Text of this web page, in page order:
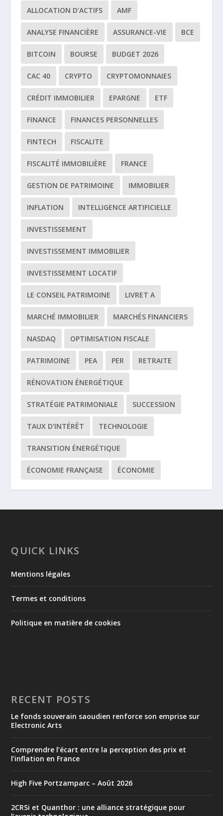
ALLOCATION D’ACTIFS AMF
ANALYSE FINANCIÈRE ASSURANCE-VIE BCE
BITCOIN BOURSE BUDGET 2026
CAC 40 CRYPTO CRYPTOMONNAIES
CRÉDIT IMMOBILIER EPARGNE ETF
FINANCE FINANCES PERSONNELLES
FINTECH FISCALITE
FISCALITÉ IMMOBILIÈRE FRANCE
GESTION DE PATRIMOINE IMMOBILIER
INFLATION INTELLIGENCE ARTIFICIELLE
INVESTISSEMENT
INVESTISSEMENT IMMOBILIER
INVESTISSEMENT LOCATIF
LE CONSEIL PATRIMOINE LIVRET A
MARCHÉ IMMOBILIER MARCHÉS FINANCIERS
NASDAQ OPTIMISATION FISCALE
PATRIMOINE PEA PER RETRAITE
RÉNOVATION ÉNERGÉTIQUE
STRATÉGIE PATRIMONIALE SUCCESSION
TAUX D’INTÉRÊT TECHNOLOGIE
TRANSITION ÉNERGÉTIQUE
ÉCONOMIE FRANÇAISE ÉCONOMIE
QUICK LINKS
Mentions légales
Termes et conditions
Politique en matière de cookies
RECENT POSTS
Le fonds souverain saoudien renforce son emprise sur
Electronic Arts
Comprendre l’écart entre la perception des prix et
l’inflation en France
High Five Portzamparc – Août 2026
2CRSi et Quanthor : une alliance stratégique pour